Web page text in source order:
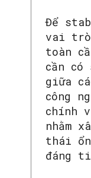
Để
vai
toàn
cần có
giữa
công
chính
nhằm
thái
đáng